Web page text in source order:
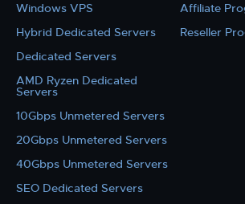
Windows VPS
Hybrid Dedicated Servers
Dedicated Servers
AMD Ryzen Dedicated
Servers
10Gbps Unmetered Servers
20Gbps Unmetered Servers
40Gbps Unmetered Servers
SEO Dedicated Servers
Affiliate
Reseller